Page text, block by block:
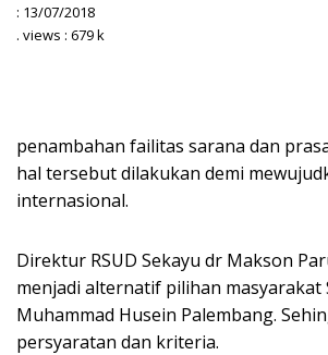
: 13/07/2018
. views : 679 k
penambahan failitas sarana dan
hal tersebut dilakukan demi
internasional.
Direktur RSUD Sekayu dr Makson
menjadi alternatif pilihan masyarakat
Muhammad Husein Palembang.
persyaratan dan kriteria.